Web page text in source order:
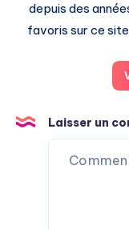
depuis des
favoris sur ce
Laisser un